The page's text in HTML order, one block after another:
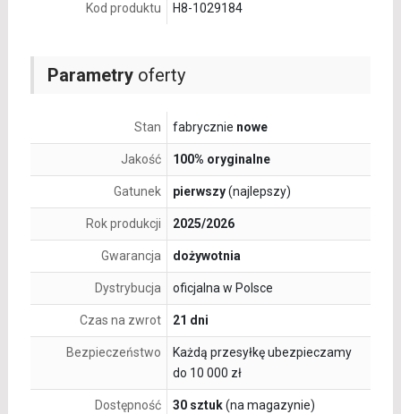
Parametryoferty
Stan fabrycznie nowe
Jakość 100% oryginalne
Gatunek pierwszy(najlepszy)
Rok produkcji 2025/2026
Gwarancja dożywotnia
Dystrybucja oficjalna w Polsce
Czas na zwrot 21 dni
Bezpieczeństwo
Każdą przesyłkę ubezpieczamy
do 10 000 zł
Dostępność 30 sztuk(na magazynie)
Kod produktu H8-1029184